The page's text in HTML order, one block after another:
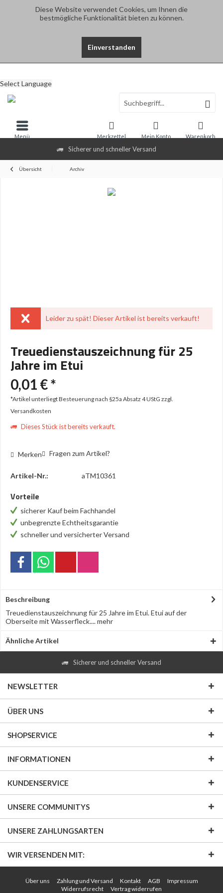
Diese Website verwendet Cookies, um Ihnen die
bestmögliche Funktionalität bieten zu können.
Einverstanden
Sicherer und schneller Versand
Select Language
Warenkorb
Merkzettel Mein Konto
Menü
Übersicht Archiv
Leider zu spät! Dieser Artikel ist bereits verkauft!
Treuedienstauszeichnung für 25
Jahre im Etui
0,01 € *
*Artikel unterliegt Besteuerung nach §25a Absatz 4 UStG zzgl.
Versandkosten
Dieses Stück ist bereits verkauft.
Merken Fragen zum Artikel?
Artikel-Nr.: aTM10361
Vorteile
sicherer Kauf beim Fachhandel
unbegrenzte Echtheitsgarantie
schneller und versicherter Versand
Beschreibung
Treuedienstauszeichnung für 25 Jahre im Etui. Etui auf der
Oberseite mit Wasserfleck....mehr
Ähnliche Artikel
Sicherer und schneller Versand
NEWSLETTER
ÜBER UNS
SHOPSERVICE
INFORMATIONEN
KUNDENSERVICE
UNSERE COMMUNITYS
UNSERE ZAHLUNGSARTEN
WIR VERSENDEN MIT:
Über uns Zahlung und Versand Kontakt AGB
Impressum
Widerrufsrecht
Vertrag widerrufen